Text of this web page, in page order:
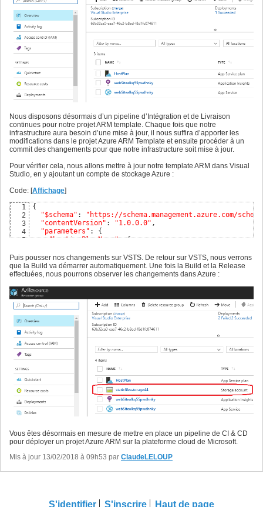
Nous disposons désormais d’un pipeline d’Intégration et de Livraison
continues pour notre projet ARM template. Chaque fois que notre
infrastructure aura besoin d’une mise à jour, il nous suffira d’apporter les
modifications dans le projet Azure ARM Template et ensuite procéder à un
commit des changements pour que notre infrastructure soit mise à jour.
Pour vérifier cela, nous allons mettre à jour notre template ARM dans Visual
Studio, en y ajoutant un compte de stockage Azure :
Code: [Affichage]
1
2
3
4
5
7
8
9
11
12
13
14
15
16
17
18
19
21
22
23
25
26
29
30
31
33
{
"$schema" :
"https://schema.management.azure.com/
"contentVersion" : "1.0.0.0" ,
"parameters" : {
"hostingPlanName": {
"minLength": 1
},
"skuName": {
"defaultValue": "F1",
"allowedValues": [
"D1"
"B1"
"B3"
"S1"
"metadata": {
},
"skuCapacity": {
"type": "int",
"defaultValue": 1,
"minValue": 1,
},
Puis pousser nos changements sur VSTS. De retour sur VSTS, nous verrons
que la Build va démarrer automatiquement. Une fois la Build et la Release
effectuées, nous pourrons observer les changements dans Azure :
Vous êtes désormais en mesure de mettre en place un pipeline de CI & CD
pour déployer un projet Azure ARM sur la plateforme cloud de Microsoft.
Mis à jour 13/02/2018 à 09h53 par ClaudeLELOUP
S'identifier S'inscrire Haut de page